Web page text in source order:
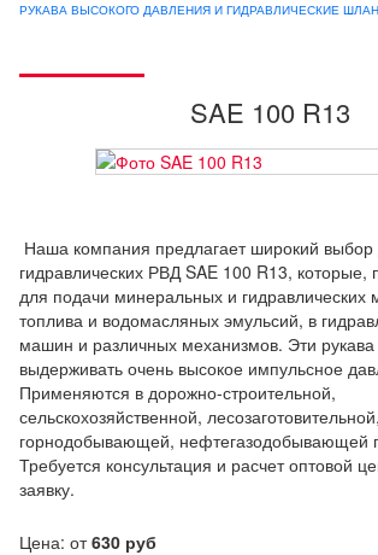
РУКАВА ВЫСОКОГО ДАВЛЕНИЯ И ГИДРАВЛИЧЕСКИЕ
SAE 100 R13
Наша компания предлагает широкий выбор
гидравлических РВД SAE 100 R13, которые,
для подачи минеральных и гидравлических
топлива и водомасляных эмульсий, в
машин и различных механизмов. Эти
выдерживать очень высокое импульсное
Применяются в дорожно-строительной,
сельскохозяйственной, лесозаготовительной,
горнодобывающей, нефтегазодобывающей
Требуется консультация и расчет оптовой
заявку.
Цена: от630 руб